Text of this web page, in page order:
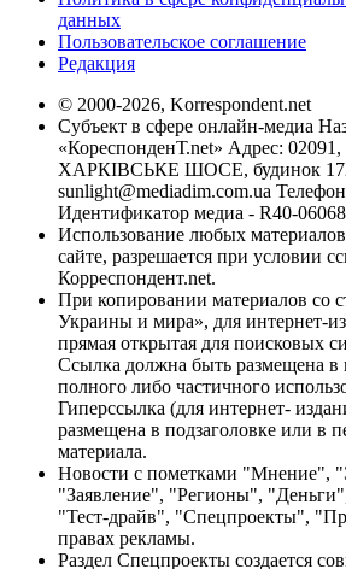
данных
Пользовательское соглашение
Редакция
© 2000-2026, Korrespondent.net
Субъект в сфере онлайн-медиа
«КореспонденТ.net» Адрес: 02091,
ХАРКІВСЬКЕ ШОСЕ, будинок
sunlight@mediadim.com.ua
Идентификатор медиа - R40-06068
Использование любых
сайте, разрешается при условии
Корреспондент.net.
При копировании материалов со
Украины и мира», для интернет-
прямая открытая для поисковых
Ссылка должна быть размещена в
полного либо частичного
Гиперссылка (для интернет-
размещена в подзаголовке или в
материала.
Новости с пометками "Мнение",
"Заявление", "Регионы",
"Тест-драйв", "Спецпроекты",
правах рекламы.
Раздел Спецпроекты создается